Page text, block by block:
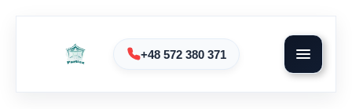
+48 572 380 371